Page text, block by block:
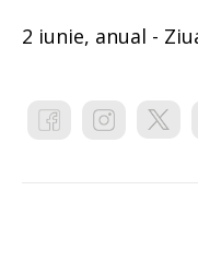
2 iunie, anual -